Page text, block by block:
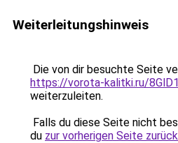
Weiterleitungshinweis
Die von dir besuchte Seite
https://vorota-kalitki.ru/
weiterzuleiten.
Falls du diese Seite nicht
du zur vorherigen Seite